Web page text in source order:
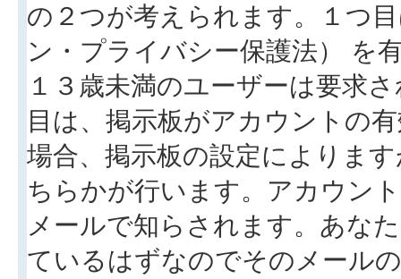
の２つが考えられます。１つ
ン・プライバシー保護法） を
１３歳未満のユーザーは要求
目は、掲示板がアカウントの
場合、掲示板の設定によりま
ちらかが行います。アカウン
メールで知らされます。あな
ているはずなのでそのメール